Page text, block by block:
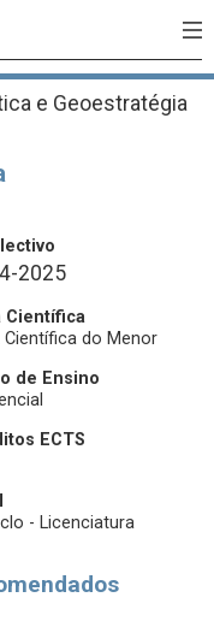
e Geoestratégia
2025
Científica
Científica do Menor
de Ensino
ECTS
- Licenciatura